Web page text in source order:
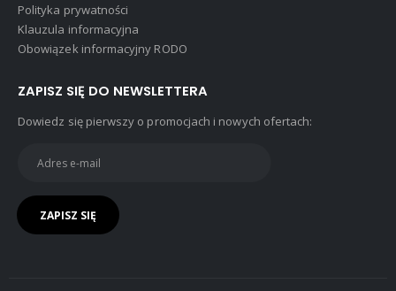
Polityka prywatności
Klauzula informacyjna
Obowiązek informacyjny RODO
ZAPISZ SIĘ DO NEWSLETTERA
Dowiedz się pierwszy o promocjach i nowych ofertach: